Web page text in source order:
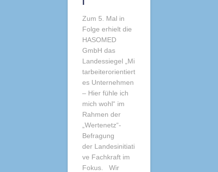
Zum 5. Mal in
Folge erhielt die
HASOMED
GmbH das
Landessiegel „Mi
tarbeiterorientiert
es Unternehmen
– Hier fühle ich
mich wohl“ im
Rahmen der
„Wertenetz“-
Befragung
der Landesinitiati
ve Fachkraft im
Fokus. Wir